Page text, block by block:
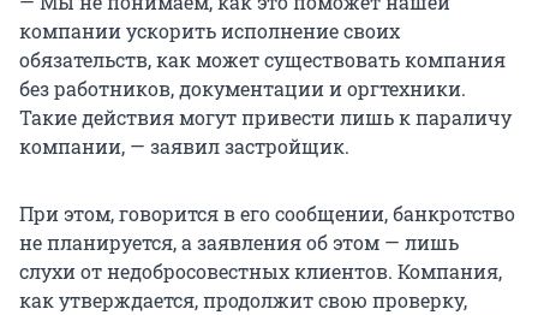
компании ускорить исполнение своих
обязательств, как может существовать компания
без работников, документации и оргтехники.
Такие действия могут привести лишь к параличу
компании, — заявил застройщик.
При этом, говорится в его сообщении, банкротство
не планируется, а заявления об этом — лишь
слухи от недобросовестных клиентов. Компания,
как утверждается, продолжит свою проверку,